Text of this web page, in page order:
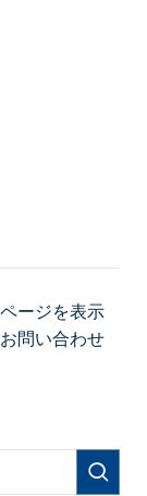
ージを表示
問い合わせ